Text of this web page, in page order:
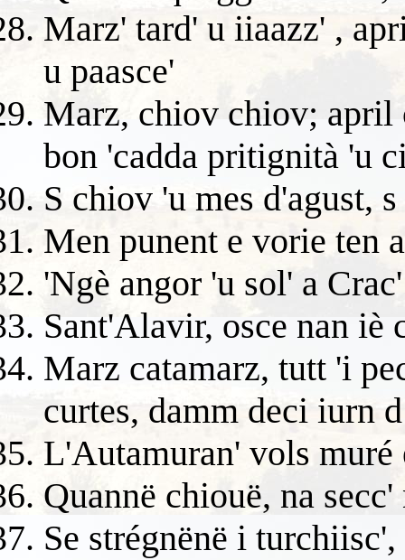
Marz' tard' u iiaazz' ,
u paasce'
Marz, chiov chiov; april
bon 'cadda pritignità 'u
S chiov 'u mes d'agust,
Men punent e vorie ten
'Ngè angor 'u sol' a
Sant'Alavir, osce nan iè
Marz catamarz, tutt 'i
curtes, damm deci iurn
L'Autamuran' vols muré
Quannë chiouë, na
Se strégnënë i